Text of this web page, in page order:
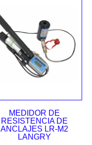
MEDIDOR DE
RESISTENCIA DE
ANCLAJES LR-M2
LANGRY